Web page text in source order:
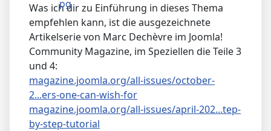
Was ich dir zu Einführung in dieses Thema
empfehlen kann, ist die ausgezeichnete
Artikelserie von Marc Dechèvre im Joomla!
Community Magazine, im Speziellen die Teile 3
und 4:
magazine.joomla.org/all-issues/october-
2...ers-one-can-wish-for
magazine.joomla.org/all-issues/april-202...tep-
by-step-tutorial